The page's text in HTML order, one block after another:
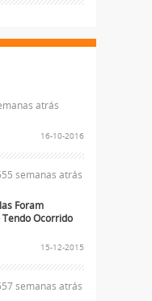
atrás
16-10-2016
semanas atrás
Foram
Ocorrido
15-12-2015
semanas atrás